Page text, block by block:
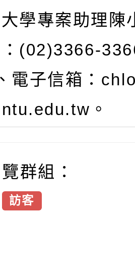
學專案助理陳
(02)3366-
電子信箱：
。
群組：
訪客